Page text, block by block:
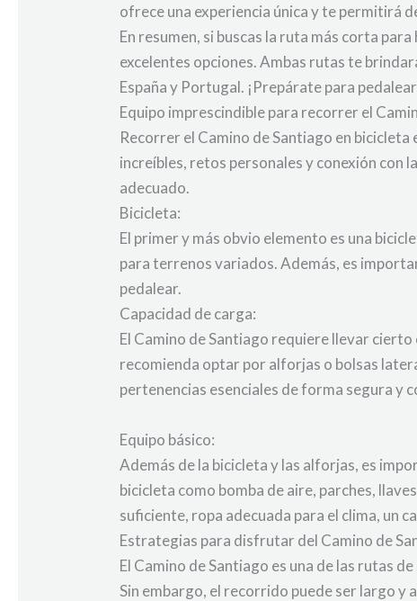
ofrece una experiencia única y te permitirá
En resumen, si buscas la ruta más corta
excelentes opciones. Ambas rutas te
España y Portugal. ¡Prepárate para
Equipo imprescindible para recorrer el
Recorrer el Camino de Santiago en bicicleta
increíbles, retos personales y conexión con
adecuado.
Bicicleta:
El primer y más obvio elemento es una
para terrenos variados. Además, es
pedalear.
Capacidad de carga:
El Camino de Santiago requiere llevar
recomienda optar por alforjas o bolsas
pertenencias esenciales de forma segura y
Equipo básico:
Además de la bicicleta y las alforjas, es
bicicleta como bomba de aire, parches,
suficiente, ropa adecuada para el clima, un
Estrategias para disfrutar del Camino de
El Camino de Santiago es una de las rutas
Sin embargo, el recorrido puede ser largo